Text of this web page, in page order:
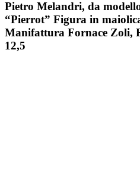
Pietro Melandri, da
“Pierrot” Figura in
Manifattura Fornace Zoli,
12,5